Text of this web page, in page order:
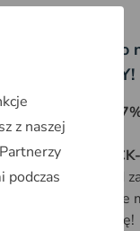
do
PREZENTY!
KOD ZNIŻKOWY
Terenie OnGeo.pl
DARMOWA
Co sprawdzić przed
70 PYTAŃ, na
zanim kupisz działkę!
z naszej
podczas